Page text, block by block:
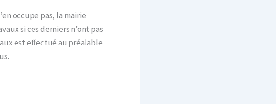
occupe pas, la mairie
si ces derniers n’ont pas
est effectué au préalable.